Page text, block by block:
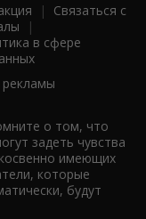
| Связаться с
|
в сфере
о том, что
задеть чувства
имеющих
которые
будут